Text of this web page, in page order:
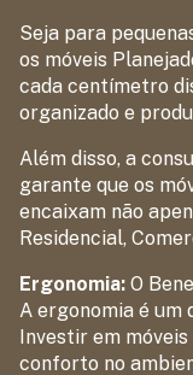
Seja para
os móveis
cada centímetro
organizado e
Além disso, a
garante que os
encaixam não
Residencial,
Ergonomia: O
A ergonomia é um
Investir em
conforto no